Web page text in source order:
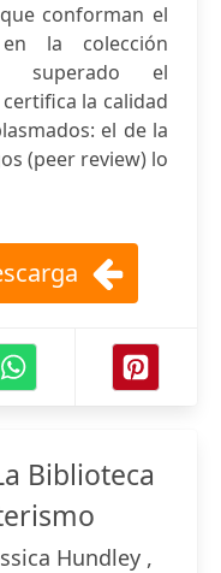
conforman el
la colección
superado el
la calidad
el de la
(peer review) lo
Biblioteca
Hundley ,